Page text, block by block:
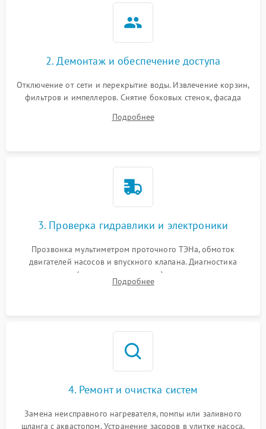
2. Демонтаж и обеспечение доступа
Отключение от сети и перекрытие воды. Извлечение корзин,
фильтров и импеллеров. Снятие боковых стенок, фасада
циркуляционному насосу, ТЭНу и сливной помпе.
Подробнее
3. Проверка гидравлики и электроники
Прозвонка мультиметром проточного ТЭНа, обмоток
двигателей насосов и впускного клапана. Диагностика
прессостата (датчика уровня воды), датчика мутности,
концевика дверцы и электронного модуля управления.
Подробнее
4. Ремонт и очистка систем
Замена неисправного нагревателя, помпы или заливного
шланга с аквастопом. Устранение засоров в улитке насоса,